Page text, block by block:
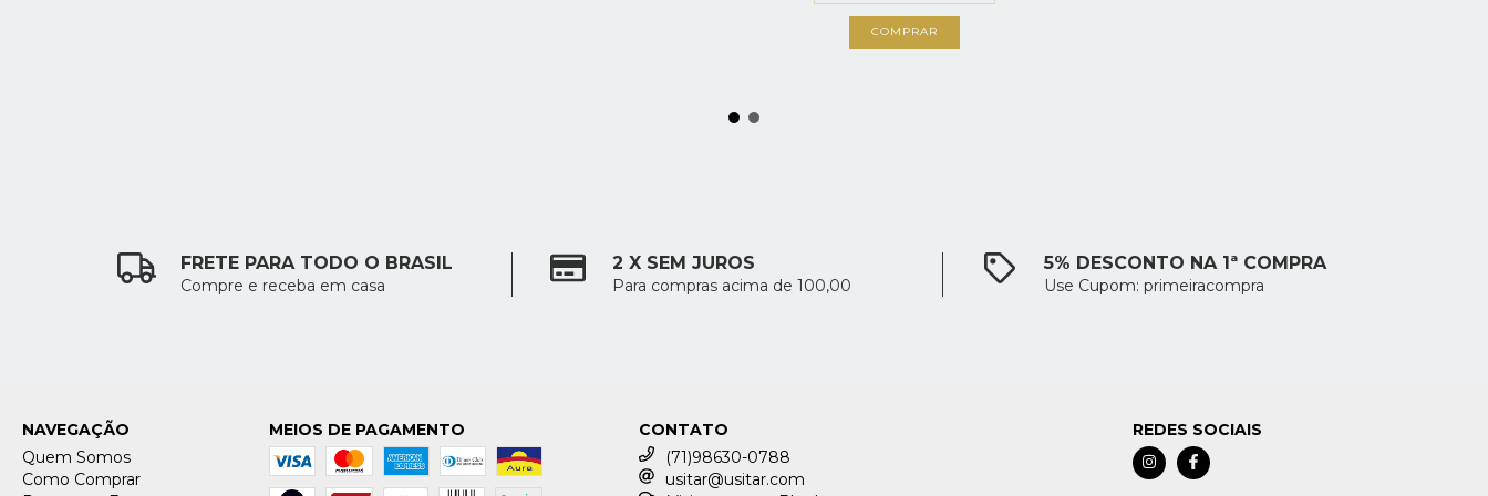
FRETE PARA TODO O BRASIL
Compre e receba em casa
2 X SEM JUROS
Para compras acima de 100,00
5% DESCONTO NA 1ª COMPRA
Use Cupom: primeiracompra
NAVEGAÇÃO
Quem Somos
Como Comprar
MEIOS DE PAGAMENTO
CONTATO
(71)98630-0788
usitar@usitar.com
REDES SOCIAIS